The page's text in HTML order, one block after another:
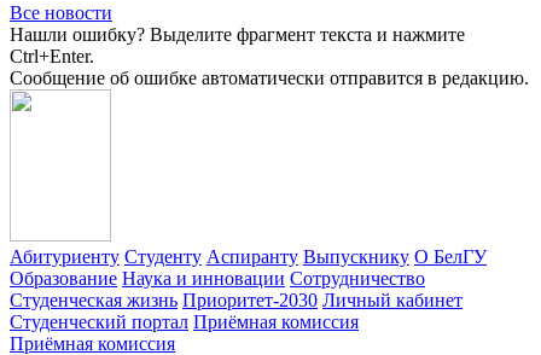
Все новости
Нашли ошибку? Выделите фрагмент текста и нажмите
Ctrl+Enter.
Сообщение об ошибке автоматически отправится в редакцию.
Абитуриенту Студенту Аспиранту Выпускнику О БелГУ
Образование Наука и инновации Сотрудничество
Студенческая жизнь Приоритет-2030 Личный кабинет
Студенческий портал Приёмная комиссия
Приёмная комиссия